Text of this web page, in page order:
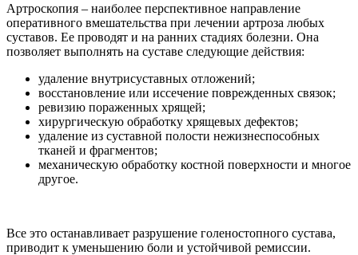
Артроскопия – наиболее перспективное направление
оперативного вмешательства при лечении артроза любых
суставов. Ее проводят и на ранних стадиях болезни. Она
позволяет выполнять на суставе следующие действия:
удаление внутрисуставных отложений;
восстановление или иссечение поврежденных связок;
ревизию пораженных хрящей;
хирургическую обработку хрящевых дефектов;
удаление из суставной полости нежизнеспособных
тканей и фрагментов;
механическую обработку костной поверхности и многое
другое.
Все это останавливает разрушение голеностопного сустава,
приводит к уменьшению боли и устойчивой ремиссии.